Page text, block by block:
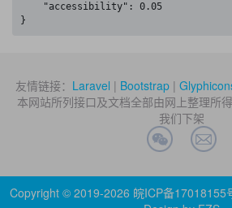
}
友情链接： Laravel | Bootstrap |
本网站所列接口及文档全部由网上整理所
我们下架
Copyright © 2019-2026 皖ICP备17018155